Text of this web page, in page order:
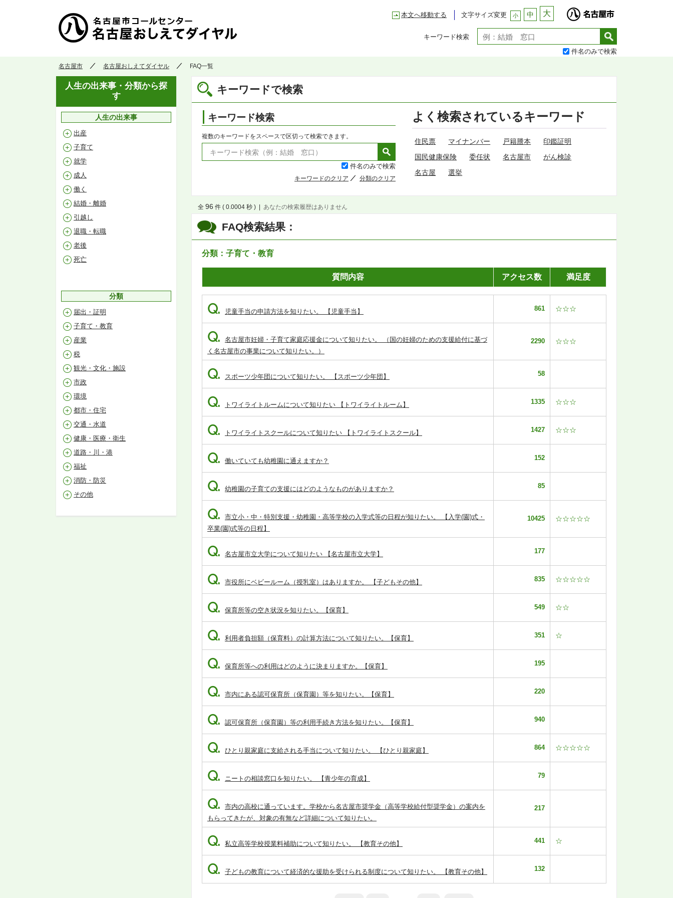
本文へ移動する 文字サイズ変更 小 中 大
キーワード検索
件名のみで検索
名古屋市 名古屋おしえてダイヤル FAQ一覧
キーワードで検索
キーワード検索
複数のキーワードをスペースで区切って検索できます。
件名のみで検索
キーワードのクリア 分類のクリア
よく検索されているキーワード
住民票 マイナンバー 戸籍謄本
印鑑証明
国民健康保険
委任状 名古屋市
がん検診
名古屋
選挙
FAQ検索結果：
分類：子育て・教育
全 96 件 ( 0.0004 秒 ) あなたの検索履歴はありません
質問内容 アクセス数 満足度
Q. 児童手当の申請方法を知りたい。 【児童手当】 861 ☆☆☆
Q.
名古屋市妊婦・子育て家庭応援金について知りたい。 （国の妊婦のための支援給付に基づ
く名古屋市の事業について知りたい。）
2290 ☆☆☆
Q. スポーツ少年団について知りたい。 【スポーツ少年団】 58
Q. トワイライトルームについて知りたい 【トワイライトルーム】 1335 ☆☆☆
Q. トワイライトスクールについて知りたい 【トワイライトスクール】 1427 ☆☆☆
Q. 働いていても幼稚園に通えますか？ 152
Q. 幼稚園の子育ての支援にはどのようなものがありますか？ 85
Q.
市立小・中・特別支援・幼稚園・高等学校の入学式等の日程が知りたい。 【入学(園)式・
卒業(園)式等の日程】
10425 ☆☆☆☆☆
Q. 名古屋市立大学について知りたい 【名古屋市立大学】 177
Q. 市役所にベビールーム（授乳室）はありますか。 【子どもその他】 835 ☆☆☆☆☆
Q. 保育所等の空き状況を知りたい。【保育】 549 ☆☆
Q. 利用者負担額（保育料）の計算方法について知りたい。【保育】 351 ☆
Q. 保育所等への利用はどのように決まりますか。【保育】 195
Q. 市内にある認可保育所（保育園）等を知りたい。【保育】 220
Q. 認可保育所（保育園）等の利用手続き方法を知りたい。【保育】 940
Q. ひとり親家庭に支給される手当について知りたい。 【ひとり親家庭】 864 ☆☆☆☆☆
Q. ニートの相談窓口を知りたい。 【青少年の育成】 79
Q.
市内の高校に通っています。学校から名古屋市奨学金（高等学校給付型奨学金）の案内を
もらってきたが、対象の有無など詳細について知りたい。
217
Q. 私立高等学校授業料補助について知りたい。 【教育その他】 441 ☆
Q. 子どもの教育について経済的な援助を受けられる制度について知りたい。 【教育その他】 132
人生の出来事・分類から探
す
人生の出来事
出産
子育て
就学
成人
働く
結婚・離婚
引越し
退職・転職
老後
死亡
分類
届出・証明
子育て・教育
産業
税
観光・文化・施設
市政
環境
都市・住宅
交通・水道
健康・医療・衛生
道路・川・港
福祉
消防・防災
その他